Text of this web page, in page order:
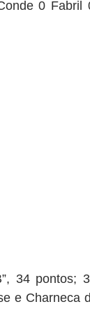
0 Fabril
34 pontos;
e Charneca